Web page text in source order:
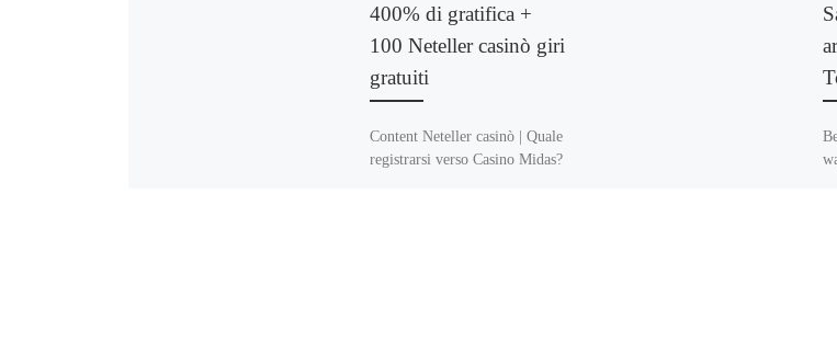
400% di gratifica +
100 Neteller casinò giri
gratuiti
Content Neteller casinò | Quale
registrarsi verso Casino Midas?